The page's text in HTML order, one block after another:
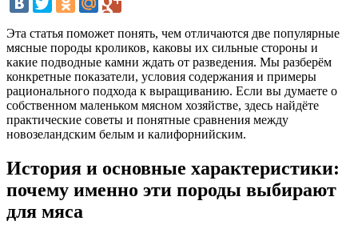
Эта статья поможет понять, чем отличаются две популярные
мясные породы кроликов, каковы их сильные стороны и
какие подводные камни ждать от разведения. Мы разберём
конкретные показатели, условия содержания и примеры
рационального подхода к выращиванию. Если вы думаете о
собственном маленьком мясном хозяйстве, здесь найдёте
практические советы и понятные сравнения между
новозеландским белым и калифорнийским.
История и основные характеристики:
почему именно эти породы выбирают
для мяса